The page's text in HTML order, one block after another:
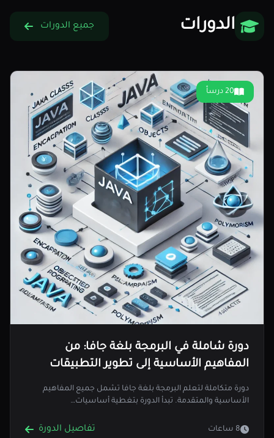
الدورات جميع الدورات
20 درساً
دورة شاملة في البرمجة بلغة جافا: من
المفاهيم الأساسية إلى تطوير التطبيقات
المتقدمة
دورة متكاملة لتعلم البرمجة بلغة جافا تشمل جميع المفاهيم
الأساسية والمتقدمة. تبدأ الدورة بتغطية أساسيات…
8 ساعات تفاصيل الدورة